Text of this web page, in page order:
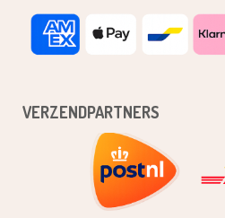
VERZENDPARTNERS